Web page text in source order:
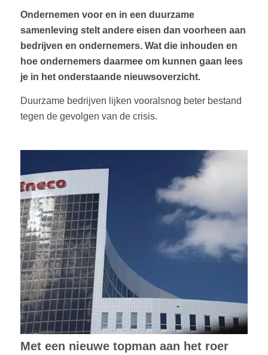
Ondernemen voor en in een duurzame
samenleving stelt andere eisen dan voorheen aan
bedrijven en ondernemers. Wat die inhouden en
hoe ondernemers daarmee om kunnen gaan lees
je in het onderstaande nieuwsoverzicht.
Duurzame bedrijven lijken vooralsnog beter bestand
tegen de gevolgen van de crisis.
Met een nieuwe topman aan het roer